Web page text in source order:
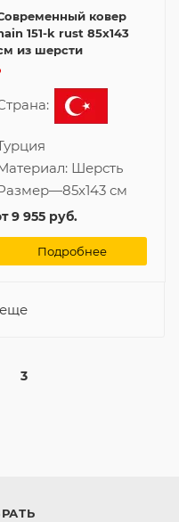
ковер
151-k rust 85x143
из шерсти
Шерсть
—85x143 см
9 955 руб.
Подробнее
3